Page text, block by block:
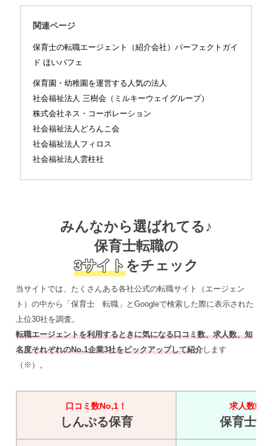
関連ページ
保育士の転職エージェント（紹介会社）パーフェクトガイ
ド ほいパフェ
保育園・幼稚園を運営する人気の法人
社会福祉法人 三樹会（ミルキーウェイグループ）
株式会社ネス・コーポレーション
社会福祉法人どろんこ会
社会福祉法人フィロス
社会福祉法人雲柱社
みんなから選ばれてる♪
保育士転職の
3サイト をチェック
当サイトでは、たくさんある各社公式の転職サイト（エージェン
ト）の中から「保育士 転職」とGoogleで検索した際に表示された
上位30社を調査。
転職エージェントを利用するときに気になる口コミ数、求人数、知
名度それぞれのNo.1企業3社をピックアップして紹介します
（※）。
口コミ数No,1！
しんぷる保育
求人数
保育士バ